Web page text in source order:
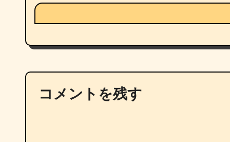
コメントを残す